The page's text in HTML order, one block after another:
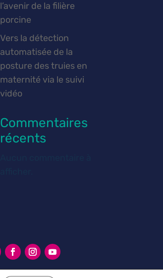
l’avenir de la filière
porcine
Vers la détection
automatisée de la
posture des truies en
maternité via le suivi
vidéo
Commentaires
récents